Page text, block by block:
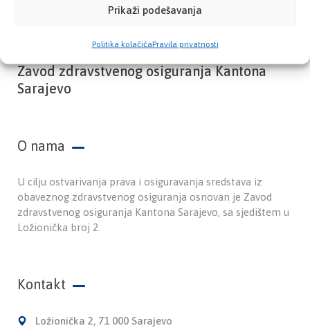
Prikaži podešavanja
Politika kolačićaPravila privatnosti
Zavod zdravstvenog osiguranja Kantona
Sarajevo
O nama
U cilju ostvarivanja prava i osiguravanja sredstava iz
obaveznog zdravstvenog osiguranja osnovan je Zavod
zdravstvenog osiguranja Kantona Sarajevo, sa sjedištem u
Ložionička broj 2.
Kontakt
Ložionička 2, 71 000 Sarajevo